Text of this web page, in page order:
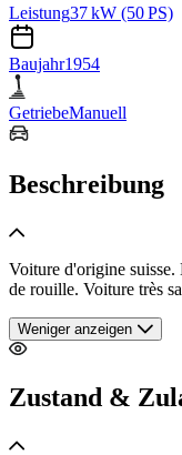
Leistung37 kW (50 PS)
Baujahr1954
GetriebeManuell
Beschreibung
Voiture d'origine suisse.
de rouille. Voiture très
Weniger anzeigen
Zustand &